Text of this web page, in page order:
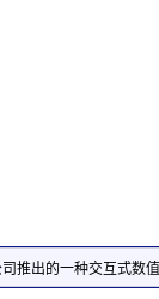
推出的一种交互式数